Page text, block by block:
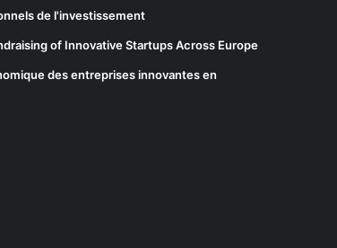
de l'investissement
of Innovative Startups Across Europe
des entreprises innovantes en